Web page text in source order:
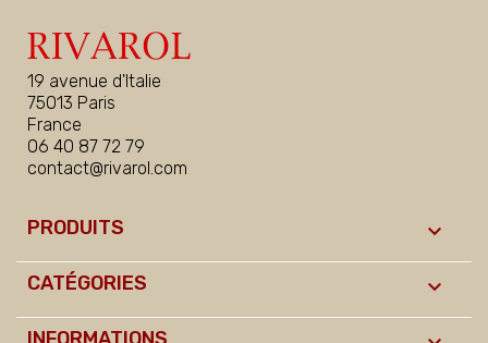
19 avenue d'Italie
75013 Paris
France
06 40 87 72 79
contact@rivarol.com
PRODUITS 
CATÉGORIES 